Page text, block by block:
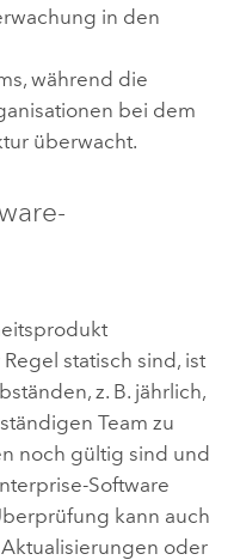
in den
während die
bei dem
überwacht.
statisch sind, ist
z. B. jährlich,
Team zu
noch gültig sind und
-Software
kann auch
oder